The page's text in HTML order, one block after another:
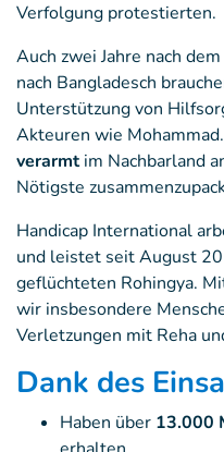
Verfolgung protestierten.
Auch zwei Jahre nach
nach Bangladesch
Unterstützung von
Akteuren wie
verarmtim Nachbarland
Nötigste
Handicap International
und leistet seit August
geflüchteten Rohingya.
wir insbesondere
Verletzungen mit Reha
Dank des
Haben über 13.000